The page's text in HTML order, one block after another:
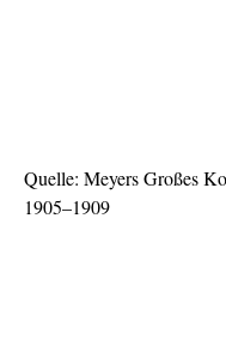
Quelle: Meyers Großes
1905–1909